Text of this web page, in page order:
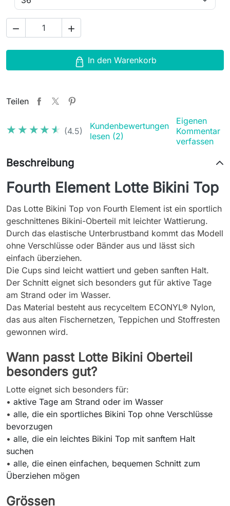
 
In den Warenkorb
Teilen
★★★★★
★★★★★ (4.5)
Kundenbewertungen
lesen (2)
Eigenen
Kommentar
verfassen
Beschreibung
Fourth Element Lotte Bikini Top
Das Lotte Bikini Top von Fourth Element ist ein sportlich
geschnittenes Bikini-Oberteil mit leichter Wattierung.
Durch das elastische Unterbrustband kommt das Modell
ohne Verschlüsse oder Bänder aus und lässt sich
einfach überziehen.
Die Cups sind leicht wattiert und geben sanften Halt.
Der Schnitt eignet sich besonders gut für aktive Tage
am Strand oder im Wasser.
Das Material besteht aus recyceltem ECONYL® Nylon,
das aus alten Fischernetzen, Teppichen und Stoffresten
gewonnen wird.
Wann passt Lotte Bikini Oberteil
besonders gut?
Lotte eignet sich besonders für:
• aktive Tage am Strand oder im Wasser
• alle, die ein sportliches Bikini Top ohne Verschlüsse
bevorzugen
• alle, die ein leichtes Bikini Top mit sanftem Halt
suchen
• alle, die einen einfachen, bequemen Schnitt zum
Überziehen mögen
Grössen